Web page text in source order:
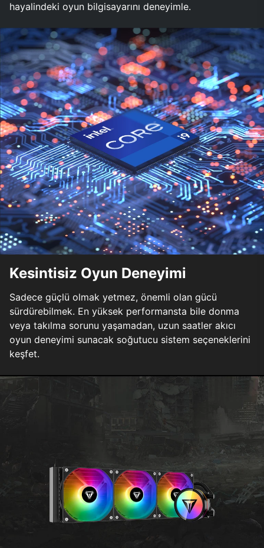
hayalindeki oyun bilgisayarını deneyimle.
Kesintisiz Oyun Deneyimi
Sadece güçlü olmak yetmez, önemli olan gücü
sürdürebilmek. En yüksek performansta bile donma
veya takılma sorunu yaşamadan, uzun saatler akıcı
oyun deneyimi sunacak soğutucu sistem seçeneklerini
keşfet.